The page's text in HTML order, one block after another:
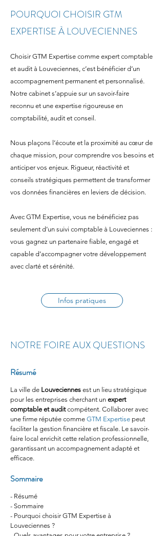
POURQUOI CHOISIR GTM
EXPERTISE À LOUVECIENNES
​Choisir GTM Expertise comme expert comptable
et audit à Louveciennes, c’est bénéficier d’un
accompagnement permanent et personnalisé.
Notre cabinet s’appuie sur un savoir-faire
reconnu et une expertise rigoureuse en
comptabilité, audit et conseil.
Nous plaçons l’écoute et la proximité au cœur de
chaque mission, pour comprendre vos besoins et
anticiper vos enjeux. Rigueur, réactivité et
conseils stratégiques permettent de transformer
vos données financières en leviers de décision.
Avec GTM Expertise, vous ne bénéficiez pas
seulement d’un suivi comptable à Louveciennes :
vous gagnez un partenaire fiable, engagé et
capable d’accompagner votre développement
avec clarté et sérénité.
Infos pratiques
NOTRE FOIRE AUX QUESTIONS
Résumé
La ville de Louveciennes est un lieu stratégique
pour les entreprises cherchant un expert
comptable et audit compétent. Collaborer avec
une firme réputée comme GTM Expertise peut
faciliter la gestion financière et fiscale. Le savoir-
faire local enrichit cette relation professionnelle,
garantissant un accompagnement adapté et
efficace.
Sommaire
- Résumé
- Sommaire
- Pourquoi choisir GTM Expertise à
Louveciennes ?